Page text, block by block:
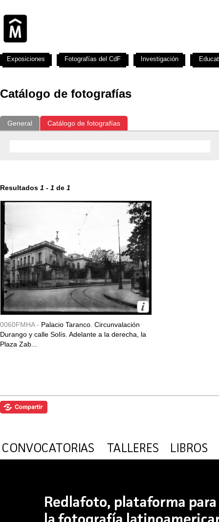
Catálogo de fotografías
General Catálogo de fotografías
Resultados 1 - 1 de 1
0060FMHA - Palacio Taranco. Circunvalación
Durango y calle Solís. Adelante a la derecha, la
Plaza Zab...
Exposiciones Fotografías del CdF Investigación